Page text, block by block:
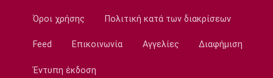
11:20
Ποδόσφαιρο - Διεθνή
Συνεχίζει στην Εστουντιάντες ο Χοακίν
Κορέα
Όροι χρήσης Πολιτική κατά των διακρίσεων
Feed Επικοινωνία Αγγελίες Διαφήμιση
Έντυπη έκδοση